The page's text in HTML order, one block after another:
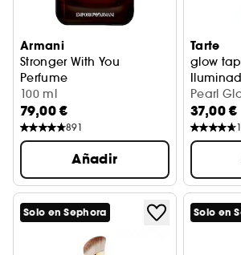
Armani
Stronger With You
Perfume
100 ml
79,00 €
891
Añadir
Tarte
glow
Pearl
37,00 €
Solo en Sephora Solo en